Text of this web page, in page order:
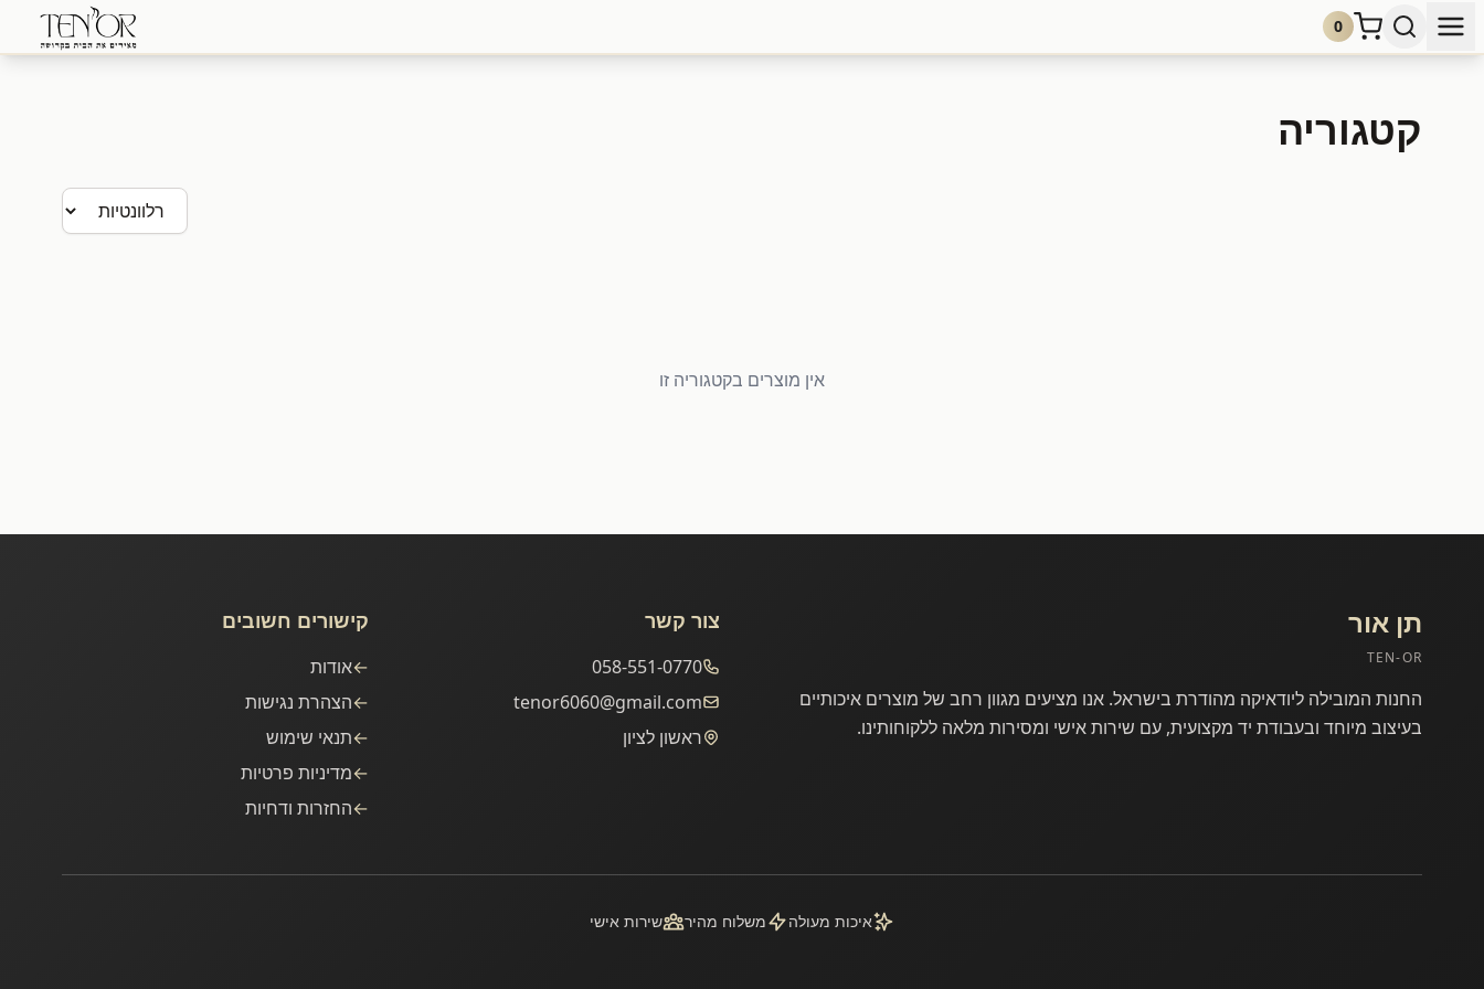
0
קטגוריה
אין מוצרים בקטגוריה זו
תן אור
TEN-OR
אודותינו
החנות המובילה ליודאיקה מהודרת בישראל. אנו מציעים מגוון רחב של מוצרים איכותיים
בעיצוב מיוחד ובעבודת יד מקצועית, עם שירות אישי ומסירות מלאה ללקוחותינו.
צור קשר
058-551-0770
tenor6060@gmail.com
ראשון לציון
קישורים חשובים
←אודות
←הצהרת נגישות
←תנאי שימוש
←מדיניות פרטיות
←החזרות ודחיות
איכות מעולה משלוח מהיר שירות אישי